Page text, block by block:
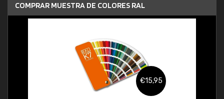
COMPRAR MUESTRA DE COLORES RAL
€15,95